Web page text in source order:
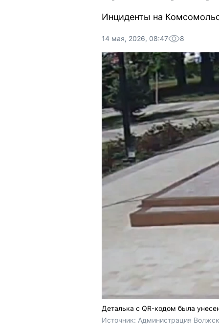
Инциденты на
14 мая, 2026, 08:47 8
Деталька с QR-кодом была
Источник: Администрация